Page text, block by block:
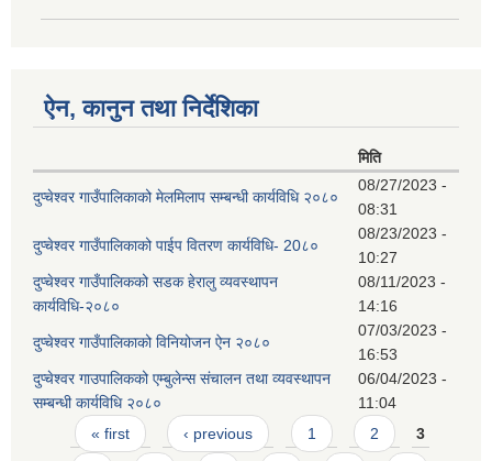
ऐन, कानुन तथा निर्देशिका
मिति
दुप्चेश्वर गाउँपालिकाको मेलमिलाप सम्बन्धी कार्यविधि २०८०
08/27/2023 -
08:31
दुप्चेश्वर गाउँपालिकाको पाईप वितरण कार्यविधि- 20८०
08/23/2023 -
10:27
दुप्चेश्वर गाउँपालिकको सडक हेरालु व्यवस्थापन
कार्यविधि-२०८०
08/11/2023 -
14:16
दुप्चेश्वर गाउँपालिकाको विनियोजन ऐन २०८०
07/03/2023 -
16:53
दुप्चेश्वर गाउपालिकको एम्बुलेन्स संचालन तथा व्यवस्थापन
सम्बन्धी कार्यविधि २०८०
06/04/2023 -
11:04
Pages
« first ‹ previous 1 2 3